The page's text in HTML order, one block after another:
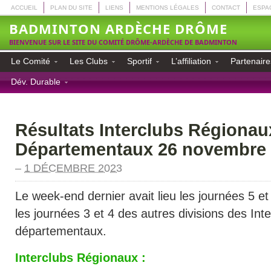
ACCUEIL PLAN DU SITE LIENS MENTIONS LÉGALES CONTACT
BADMINTON ARDÈCHE DRÔME
BIENVENUE SUR LE SITE DU COMITÉ DRÔME-ARDÈCHE DE BADMINTON
Le Comité Les Clubs Sportif L’affiliation
Dév. Durable
Résultats Interclubs
Départementaux 26 novembre
– 1 DÉCEMBRE 2023
Le week-end dernier avait lieu les journées 5
les journées 3 et 4 des autres divisions des
départementaux.
Interclubs Régionaux :